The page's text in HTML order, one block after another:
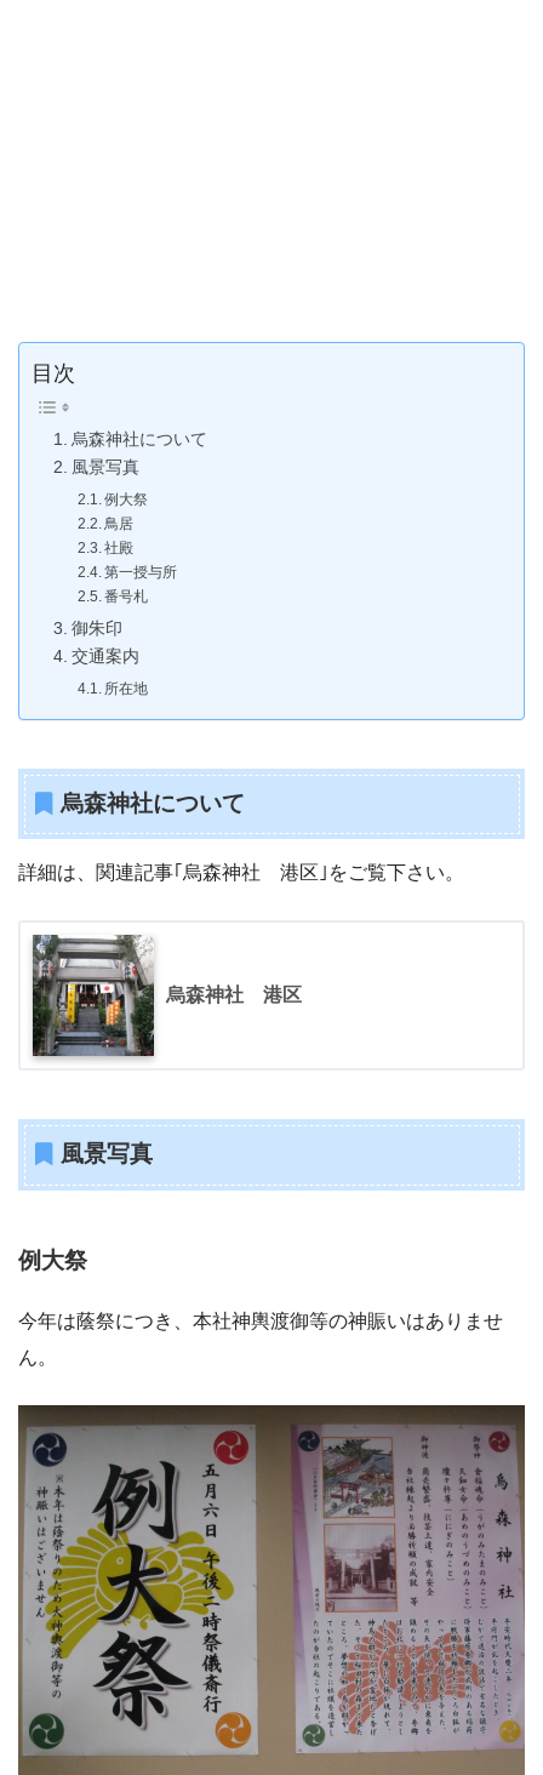
目次
烏森神社について
風景写真
例大祭
鳥居
社殿
第一授与所
番号札
御朱印
交通案内
所在地
烏森神社について
詳細は、関連記事｢烏森神社 港区｣をご覧下さい。
烏森神社 港区
風景写真
例大祭
今年は蔭祭につき、本社神輿渡御等の神賑いはありませ
ん。